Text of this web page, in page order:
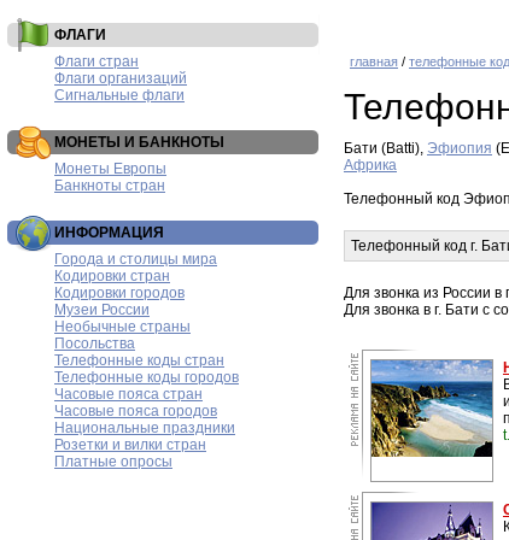
ФЛАГИ
Флаги стран
Флаги организаций
Сигнальные флаги
МОНЕТЫ И БАНКНОТЫ
Монеты Европы
Банкноты стран
ИНФОРМАЦИЯ
Города и столицы мира
Кодировки стран
Кодировки городов
Музеи России
Необычные страны
Посольства
Телефонные коды стран
Телефонные коды городов
Часовые пояса стран
Часовые пояса городов
Национальные праздники
Розетки и вилки стран
Платные опросы
главная / телефонные
Бати (Batti), Эфиопия
Африка
Телефонный код
Телефонный код г.
Для звонка из России
Для звонка в г. Бати с